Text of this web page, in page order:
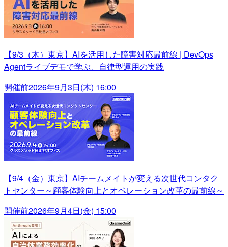
【9/3（木）東京】AIを活用した障害対応最前線 | DevOps
Agentライブデモで学ぶ、自律型運用の実践
開催前2026年9月3日(木) 16:00
【9/4（金）東京】AIチームメイトが変える次世代コンタク
トセンター～顧客体験向上とオペレーション改革の最前線～
開催前2026年9月4日(金) 15:00